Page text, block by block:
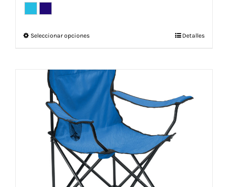
Seleccionar opcionesEste
múltiples
variantes.
Las
opciones
se
pueden
elegir
en
la
página
Detalles